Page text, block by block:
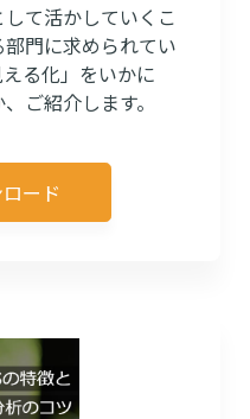
て活かしていくこ
門に求められてい
る化」をいかに
ご紹介します。
ード